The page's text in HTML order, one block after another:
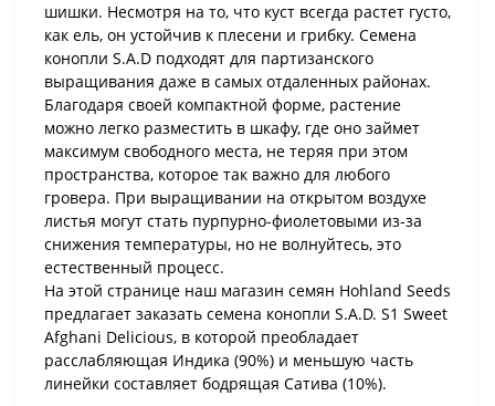
шишки. Несмотря на то, что куст всегда растет густо,
как ель, он устойчив к плесени и грибку. Семена
конопли S.A.D подходят для партизанского
выращивания даже в самых отдаленных районах.
Благодаря своей компактной форме, растение
можно легко разместить в шкафу, где оно займет
максимум свободного места, не теряя при этом
пространства, которое так важно для любого
гровера. При выращивании на открытом воздухе
листья могут стать пурпурно-фиолетовыми из-за
снижения температуры, но не волнуйтесь, это
естественный процесс.
На этой странице наш магазин семян Hohland Seeds
предлагает заказать семена конопли S.A.D. S1 Sweet
Afghani Delicious, в которой преобладает
расслабляющая Индика (90%) и меньшую часть
линейки составляет бодрящая Сатива (10%).